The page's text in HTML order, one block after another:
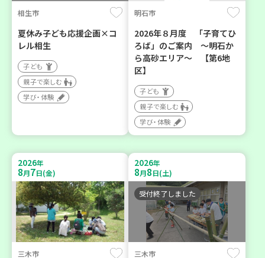
相生市
夏休み子ども応援企画×コ
レル相生
子ども
親子で楽しむ
学び・体験
明石市
2026年８月度 「子育てひ
ろば」のご案内 ～明石か
ら高砂エリア～ 【第6地
区】
子ども
親子で楽しむ
学び・体験
2026年
8月7日(金)
三木市
2026年
8月8日(土)
受付終了しました
三木市